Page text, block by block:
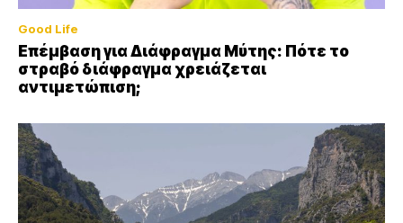
Good Life
Επέμβαση για Διάφραγμα Μύτης: Πότε το
στραβό διάφραγμα χρειάζεται
αντιμετώπιση;